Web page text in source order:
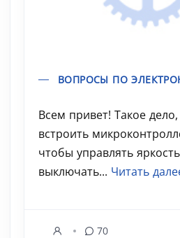
ВОПРОСЫ ПО
Всем привет! Такое
встроить
чтобы управлять
выключать... Читать
70